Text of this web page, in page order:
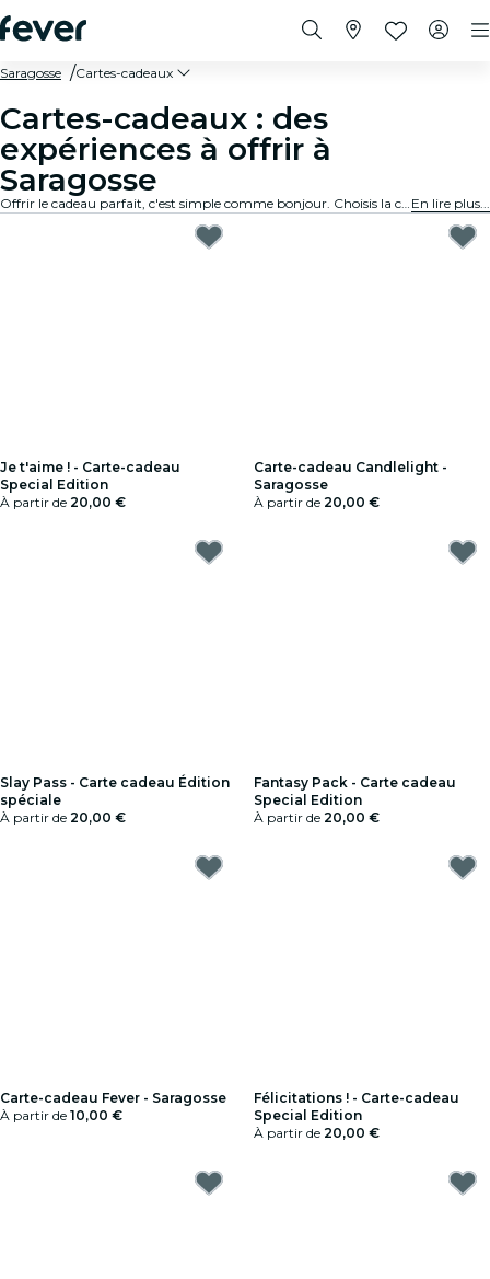
Saragosse Cartes-cadeaux
Cartes-cadeaux : des
expériences à offrir à
Saragosse
Offrir le cadeau parfait, c'est simple comme bonjour. Choisis la carte, fixe le montant et offre une expérience mémorable. Rapide, sur mesure et inratable. En lire plus...
Je t'aime ! - Carte-cadeau
Special Edition
À partir de 20,00 €
Carte-cadeau Candlelight -
Saragosse
À partir de 20,00 €
Slay Pass - Carte cadeau Édition
spéciale
À partir de 20,00 €
Fantasy Pack - Carte cadeau
Special Edition
À partir de 20,00 €
Carte-cadeau Fever - Saragosse
À partir de 10,00 €
Félicitations ! - Carte-cadeau
Special Edition
À partir de 20,00 €